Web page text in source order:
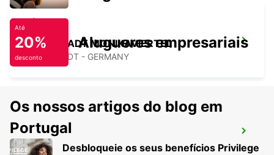
INGOLSTADT MONIKAVIERTEL
INGOLSTADT - GERMANY
NEUMARKT
NEUMARKT - GERMANY
Até
20%
desconto
Alugueres empresariais
Os nossos artigos do blog em
Portugal
Desbloqueie os seus benefícios Privilege